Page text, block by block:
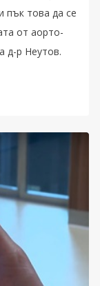
пък това да се
от аорто-
д-р Неутов.